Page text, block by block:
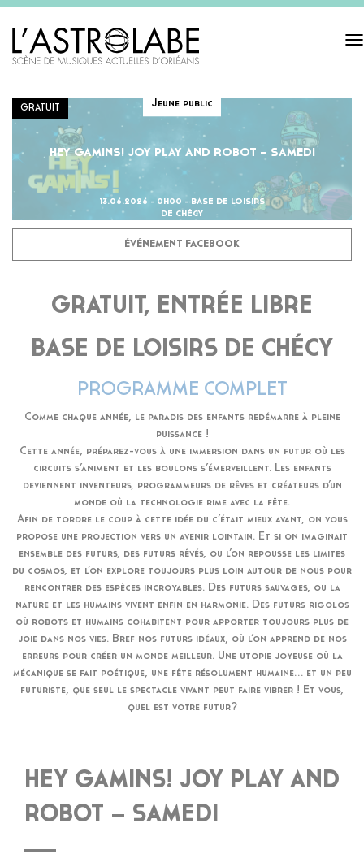
GRATUIT Jeune public
HEY GAMINS! JOY PLAY AND ROBOT – SAMEDI
13.06.2026 - 0H00 - BASE DE LOISIRS
DE CHÉCY
ÉVÉNEMENT FACEBOOK
GRATUIT, ENTRÉE LIBRE
BASE DE LOISIRS DE CHÉCY
PROGRAMME COMPLET
Comme chaque année, le paradis des enfants redémarre à pleine
puissance !
Cette année, préparez-vous à une immersion dans un futur où les
circuits s’animent et les boulons s’émerveillent. Les enfants
deviennent inventeurs, programmeurs de rêves et créateurs d’un
monde où la technologie rime avec la fête.
Afin de tordre le coup à cette idée du c’était mieux avant, on vous
propose une projection vers un avenir lointain. Et si on imaginait
ensemble des futurs, des futurs rêvés, ou l’on repousse les limites
du cosmos, et l’on explore toujours plus loin autour de nous pour
rencontrer des espèces incroyables. Des futurs sauvages, ou la
nature et les humains vivent enfin en harmonie. Des futurs rigolos
où robots et humains cohabitent pour apporter toujours plus de
joie dans nos vies. Bref nos futurs idéaux, où l’on apprend de nos
erreurs pour créer un monde meilleur. Une utopie joyeuse où la
mécanique se fait poétique, une fête résolument humaine… et un peu
futuriste, que seul le spectacle vivant peut faire vibrer ! Et vous,
quel est votre futur?
HEY GAMINS! JOY PLAY AND
ROBOT – SAMEDI